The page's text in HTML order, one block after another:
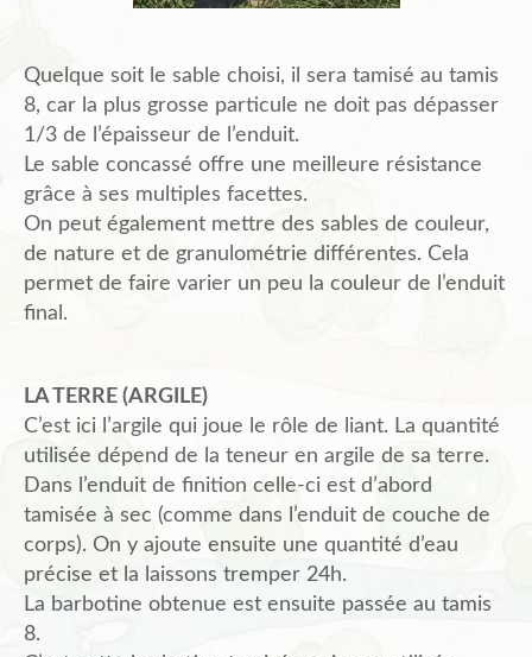
Quelque soit le sable choisi, il sera tamisé au tamis
8, car la plus grosse particule ne doit pas dépasser
1/3 de l’épaisseur de l’enduit.
Le sable concassé offre une meilleure résistance
grâce à ses multiples facettes.
On peut également mettre des sables de couleur,
de nature et de granulométrie différentes. Cela
permet de faire varier un peu la couleur de l’enduit
final.
LA TERRE (ARGILE)
C’est ici l’argile qui joue le rôle de liant. La quantité
utilisée dépend de la teneur en argile de sa terre.
Dans l’enduit de finition celle-ci est d’abord
tamisée à sec (comme dans l’enduit de couche de
corps). On y ajoute ensuite une quantité d’eau
précise et la laissons tremper 24h.
La barbotine obtenue est ensuite passée au tamis
8.